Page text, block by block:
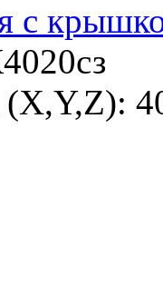
с
(X,Y,Z):